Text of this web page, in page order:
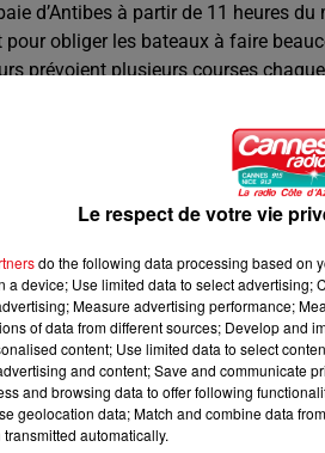
d’Antibes à partir de 11 heures
pour obliger les bateaux à faire
prévoient plusieurs courses
les opportunités de classement
à la manœuvre, en bonne
de la flotte.
membre de la Société des
esprit de compétition.
troupel-2024/
Le respect de votre vie
do the following data processing based on
a device; Use limited data to select
Measure advertising performance;
of data from different sources; Develop and
content; Use limited data to select
and content; Save and communicate
and browsing data to offer following
geolocation data; Match and combine data
automatically.